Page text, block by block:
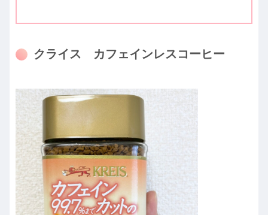
クライス カフェインレスコーヒー